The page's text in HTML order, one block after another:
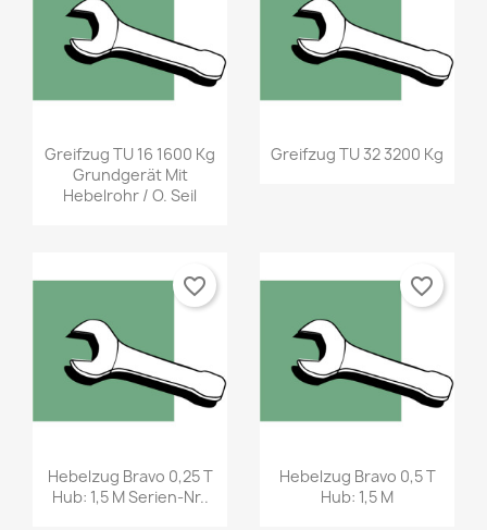
Greifzug TU 16 1600 Kg
Grundgerät Mit
Hebelrohr / O. Seil
Greifzug TU 32 3200 Kg
Hebelzug Bravo 0,25 T
Hub: 1,5 M Serien-Nr..
favorite_border
Hebelzug Bravo 0,5 T
Hub: 1,5 M
favorite_border